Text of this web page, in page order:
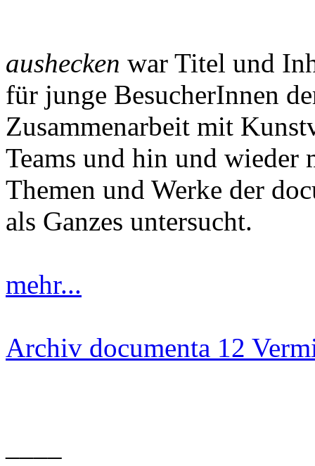
aushecken war Titel und
für junge BesucherInnen
Zusammenarbeit mit
Teams und hin und wieder
Themen und Werke der
als Ganzes untersucht.
mehr...
Archiv documenta 12